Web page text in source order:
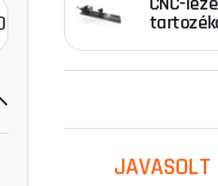
CO2 lézerek
A
plexi, papír,
Felhasználások
JAVASOLT